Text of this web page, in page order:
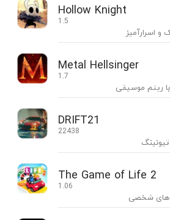
Hollow Knight
1.5
و اسرارآمیز
Metal Hellsinger
1.7
ریتم موسیقی
DRIFT21
22438
The Game of Life 2
1.06
شخصی